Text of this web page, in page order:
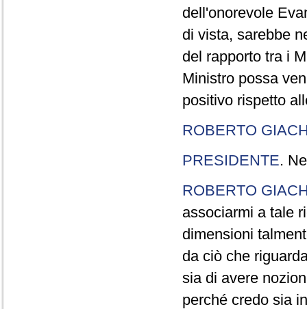
dell'onorevole
di vista, sarebbe
del rapporto tra i
Ministro possa
positivo rispetto
ROBERTO
PRESIDENTE.
ROBERTO
associarmi a tale
dimensioni
da ciò che
sia di avere
perché credo sia